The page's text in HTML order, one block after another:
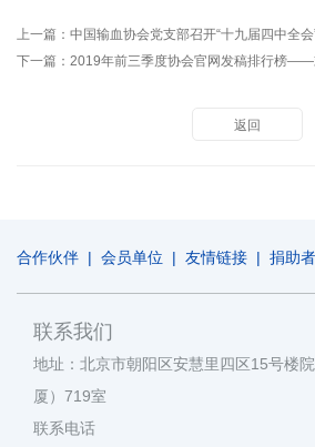
上一篇： 中国输血协会党支部召开“十九届四中全会”精
下一篇： 2019年前三季度协会官网发稿排行榜——
返回
合作伙伴 | 会员单位 | 友情链接 | 捐助者
联系我们
地址：北京市朝阳区安慧里四区15号楼
厦）719室
联系电话